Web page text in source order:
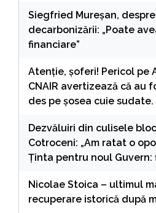
Siegfried Mureșan,
decarbonizării: „Poate
financiare”
Atenție, șoferi! Pericol pe
CNAIR avertizează că au
des pe șosea cuie sudate.
Dezvăluiri din culisele
Cotroceni: „Am ratat o
Ținta pentru noul
Nicolae Stoica – ultimul
recuperare istorică după